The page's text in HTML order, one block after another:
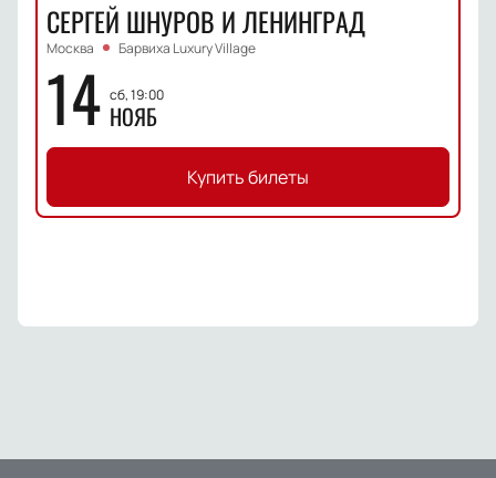
СЕРГЕЙ ШНУРОВ И ЛЕНИНГРАД
Москва Барвиха Luxury Village
14 сб, 19:00
НОЯБ
Купить билеты